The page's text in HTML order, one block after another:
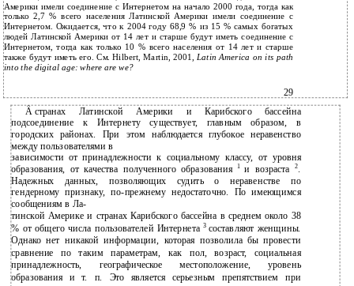
Америки имели соединение с Интернетом на начало 2000 года, тогда как
только 2,7 % всего населения Латинской Америки имели соединение с
Интернетом. Ожидается, что к 2004 году 68,9 % из 15 % самых богатых
людей Латинской Америки от 14 лет и старше будут иметь соединение с
Интернетом, тогда как только 10 % всего населения от 14 лет и старше
также будут иметь его. См. Hilbert, Martin, 2001,Latin America on its path
into the digital age: where are we?
29
Â странах Латинской Америки и Карибского бассейна
подсоединение к Интернету существует, главным образом, в
городских районах. При этом наблюдается глубокое неравенство
между пользователями в
зависимости от принадлежности к социальному классу, от уровня
образования, от качества полученного образования1и возраста 2.
Надежных данных, позволяющих судить о неравенстве по
гендерному признаку, по-прежнему недостаточно. По имеющимся
сообщениям в Ла-
тинской Америке и странах Карибского бассейна в среднем около 38
% от общего числа пользователей Интернета3 составляют женщины.
Однако нет никакой информации, которая позволила бы провести
сравнение по таким параметрам, как пол, возраст, социальная
принадлежность, географическое местоположение, уровень
образования и т. п. Это является серьезным препятствием при